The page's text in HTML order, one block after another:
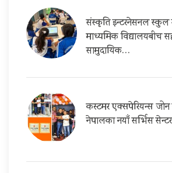
संस्कृति इन्टरनेसनल स्कुल
माध्यमिक विद्यालयबीच
सामुदायिक…
कस्टमर एक्सपेरियन्स
नेपालका नयाँ सर्भिस